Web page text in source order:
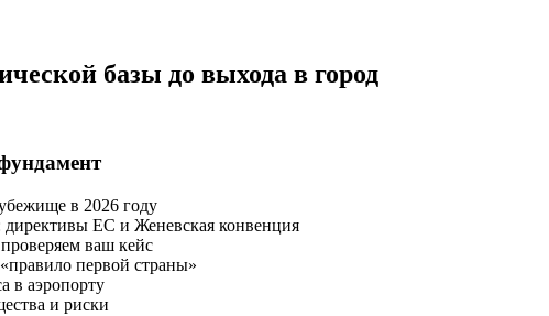
базы до выхода в город
в 2026 году
директивы ЕС и Женевская конвенция
ваш кейс
первой страны»
в аэропорту
и риски